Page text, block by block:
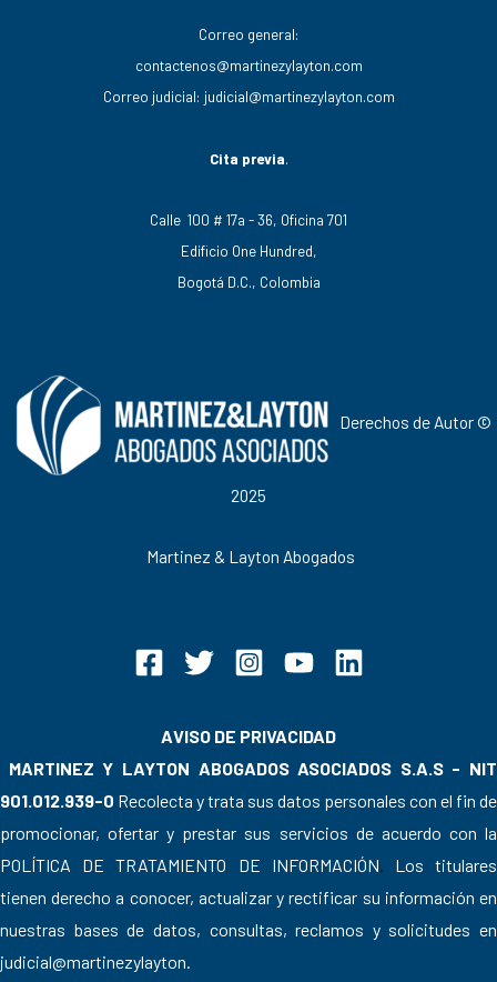
Correo general:
contactenos@martinezylayton.com
Correo judicial: judicial@martinezylayton.com
Cita previa.
Calle 100 # 17a - 36, Oficina 701
Edificio One Hundred,
Bogotá D.C., Colombia
Derechos de Autor ©
2025
Martinez & Layton Abogados
AVISO DE PRIVACIDAD
MARTINEZ Y LAYTON ABOGADOS ASOCIADOS S.A.S - NIT
901.012.939-0 Recolecta y trata sus datos personales con el fin de
promocionar, ofertar y prestar sus servicios de acuerdo con la
POLÍTICA DE TRATAMIENTO DE INFORMACIÓN. Los titulares
tienen derecho a conocer, actualizar y rectificar su información en
nuestras bases de datos, consultas, reclamos y solicitudes en
judicial@martinezylayton.